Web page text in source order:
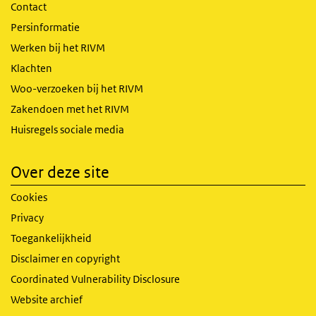
Contact
Persinformatie
Werken bij het RIVM
Klachten
Woo-verzoeken bij het RIVM
Zakendoen met het RIVM
Huisregels sociale media
Over deze site
Cookies
Privacy
Toegankelijkheid
Disclaimer en copyright
Coordinated Vulnerability Disclosure
Website archief